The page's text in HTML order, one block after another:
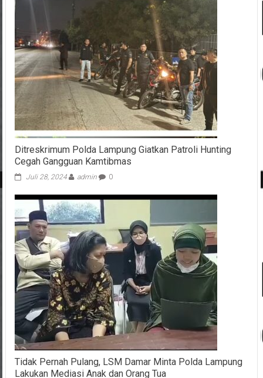
Ditreskrimum Polda Lampung Giatkan Patroli Hunting
Cegah Gangguan Kamtibmas
Juli 28, 2024 admin 0
Tidak Pernah Pulang, LSM Damar Minta Polda Lampung
Lakukan Mediasi Anak dan Orang Tua